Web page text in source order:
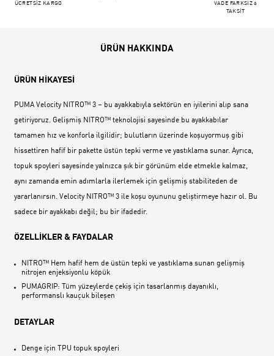
ÜCRETSİZ KARGO
VADE FARKSIZ 6
TAKSİT
ÜRÜN HAKKINDA
ÜRÜN HİKAYESİ
PUMA Velocity NITRO™ 3 – bu ayakkabıyla sektörün en iyilerini alıp sana
getiriyoruz. Gelişmiş NITRO™ teknolojisi sayesinde bu ayakkabılar
tamamen hız ve konforla ilgilidir; bulutların üzerinde koşuyormuş gibi
hissettiren hafif bir pakette üstün tepki verme ve yastıklama sunar. Ayrıca,
topuk spoyleri sayesinde yalnızca şık bir görünüm elde etmekle kalmaz,
aynı zamanda emin adımlarla ilerlemek için gelişmiş stabiliteden de
yararlanırsın. Velocity NITRO™ 3 ile koşu oyununu geliştirmeye hazır ol. Bu
sadece bir ayakkabı değil; bu bir ifadedir.
ÖZELLİKLER & FAYDALAR
NITRO™ Hem hafif hem de üstün tepki ve yastıklama sunan gelişmiş
nitrojen enjeksiyonlu köpük
PUMAGRIP: Tüm yüzeylerde çekiş için tasarlanmış dayanıklı,
performanslı kauçuk bileşen
DETAYLAR
Denge için TPU topuk spoyleri